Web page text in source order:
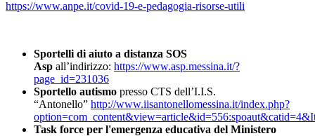
https://www.anpe.it/covid-19-e-pedagogia-risorse-utili
Sportelli di aiuto a distanza SOS
Asp all’indirizzo: https://www.asp.messina.it/?
page_id=231036
Sportello autismo presso CTS dell’I.I.S.
“Antonello” http://www.iisantonellomessina.it/index.php?
Task force per l'emergenza educativa del Ministero